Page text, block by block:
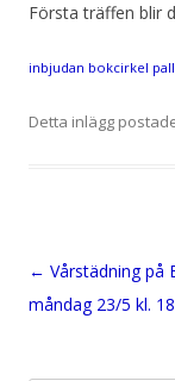
Första träffen blir
inbjudan bokcirkel
Detta inlägg
← Vårstädning på
måndag 23/5 kl.